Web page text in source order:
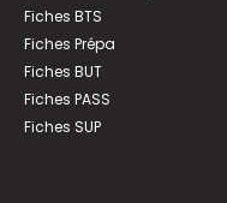
Fiches BTS
Fiches Prépa
Fiches BUT
Fiches PASS
Fiches SUP